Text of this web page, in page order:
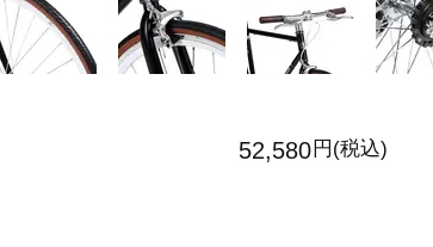
52,580 円(税込)